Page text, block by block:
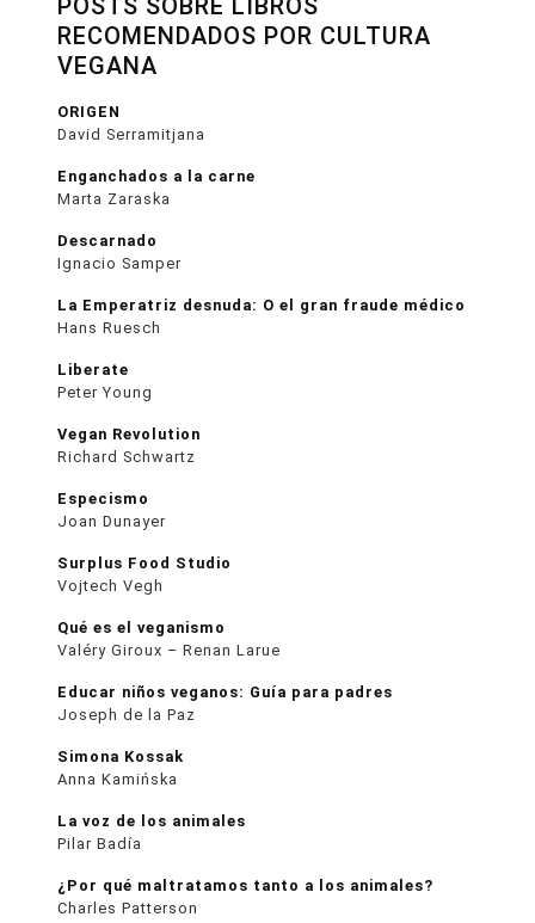
POSTS SOBRE LIBROS
RECOMENDADOS POR CULTURA
VEGANA
ORIGEN
David Serramitjana
Enganchados a la carne
Marta Zaraska
Descarnado
Ignacio Samper
La Emperatriz desnuda: O el gran fraude médico
Hans Ruesch
Liberate
Peter Young
Vegan Revolution
Richard Schwartz
Especismo
Joan Dunayer
Surplus Food Studio
Vojtech Vegh
Qué es el veganismo
Valéry Giroux – Renan Larue
Educar niños veganos: Guía para padres
Joseph de la Paz
Simona Kossak
Anna Kamińska
La voz de los animales
Pilar Badía
¿Por qué maltratamos tanto a los animales?
Charles Patterson